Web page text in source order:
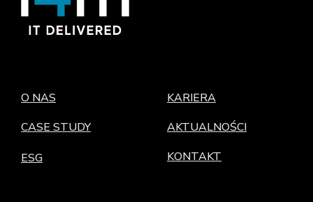
O NAS
CASE STUDY
ESG
KARIERA
AKTUALNOŚCI
KONTAKT